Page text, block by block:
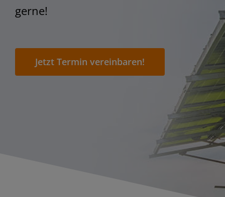
gerne!
Jetzt Termin vereinbaren!